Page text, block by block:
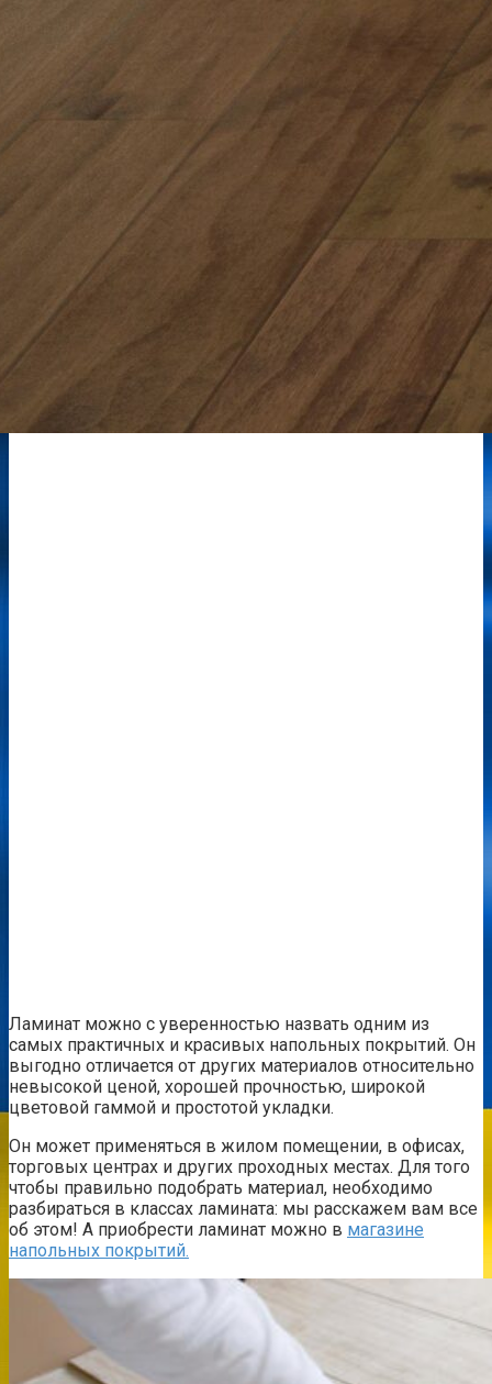
Ламинат можно с уверенностью назвать одним из
самых практичных и красивых напольных покрытий. Он
выгодно отличается от других материалов относительно
невысокой ценой, хорошей прочностью, широкой
цветовой гаммой и простотой укладки.
Он может применяться в жилом помещении, в офисах,
торговых центрах и других проходных местах. Для того
чтобы правильно подобрать материал, необходимо
разбираться в классах ламината: мы расскажем вам все
об этом! А приобрести ламинат можно в магазине
напольных покрытий.